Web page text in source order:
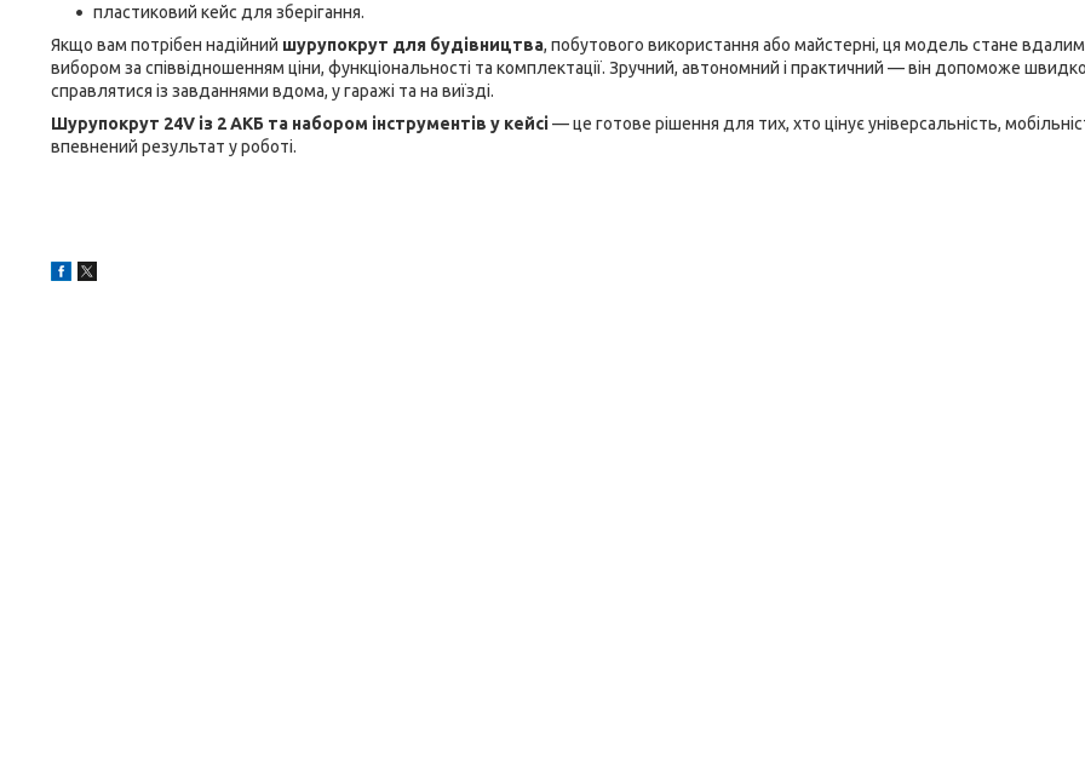
пластиковий кейс для зберігання.
Якщо вам потрібен надійний шурупокрут для будівництва, побутового використання або майстерні, ця модель стане вдалим
вибором за співвідношенням ціни, функціональності та комплектації. Зручний, автономний і практичний — він допоможе
справлятися із завданнями вдома, у гаражі та на виїзді.
Шурупокрут 24V із 2 АКБ та набором інструментів у кейсі— це готове рішення для тих, хто цінує універсальність,
впевнений результат у роботі.